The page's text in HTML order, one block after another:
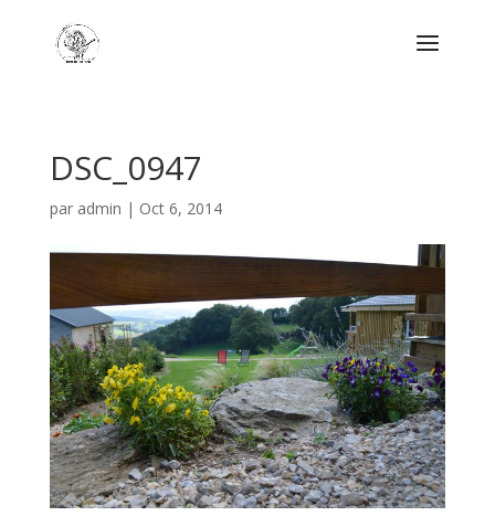
DSC_0947
par admin | Oct 6, 2014